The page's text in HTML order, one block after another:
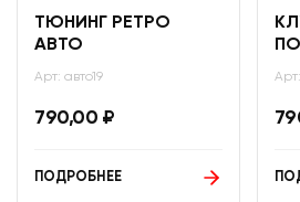
ТЮНИНГ РЕТРО
АВТО
Арт: авто19
790,00 ₽
ПОДРОБНЕЕ